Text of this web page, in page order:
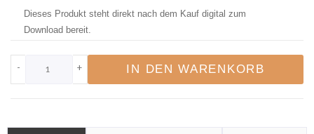
Dieses Produkt steht direkt nach dem Kauf digital zum
Download bereit.
- + IN DEN WARENKORB